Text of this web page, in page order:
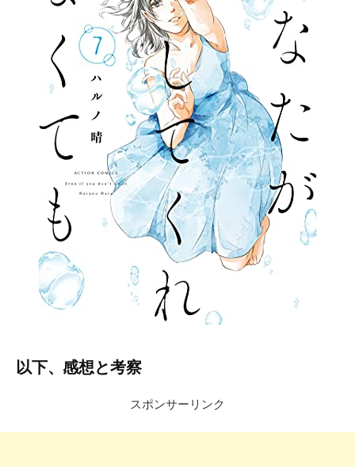
以下、感想と考察
スポンサーリンク